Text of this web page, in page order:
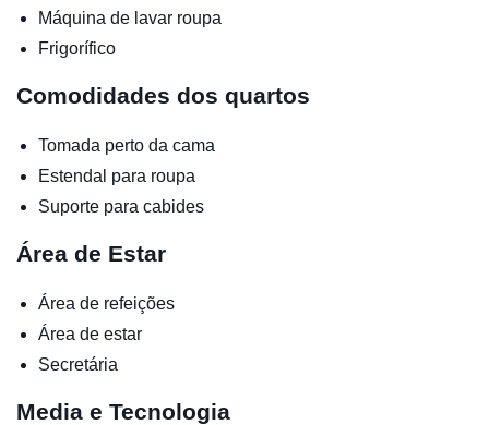
Máquina de lavar roupa
Frigorífico
Comodidades dos quartos
Tomada perto da cama
Estendal para roupa
Suporte para cabides
Área de Estar
Área de refeições
Área de estar
Secretária
Media e Tecnologia